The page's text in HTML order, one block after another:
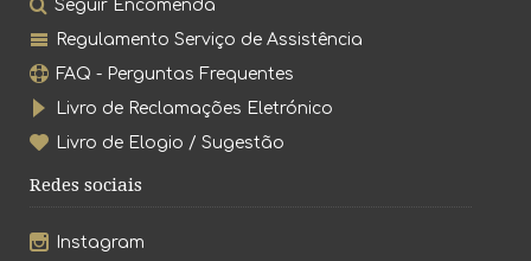
Seguir Encomenda
Regulamento Serviço de Assistência
FAQ - Perguntas Frequentes
Livro de Reclamações Eletrónico
Livro de Elogio / Sugestão
Redes sociais
Instagram